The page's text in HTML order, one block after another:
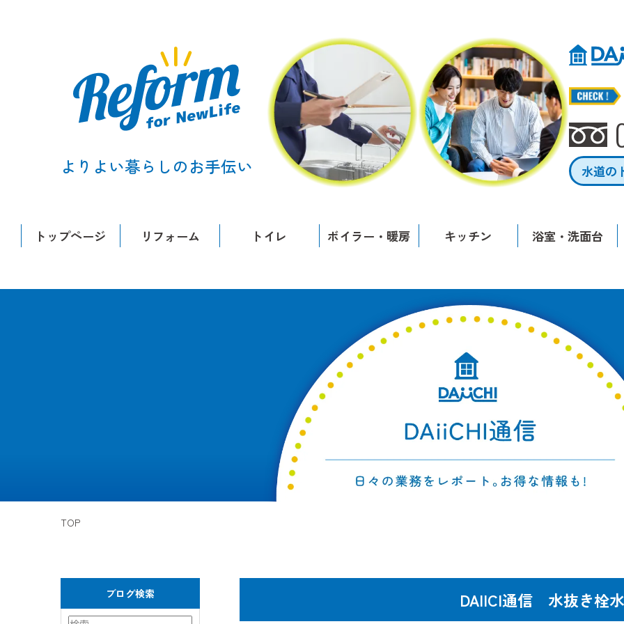
よりよい暮らしのお手伝い 水道の
トップページ リフォーム トイレ ボイラー・暖房 キッチン 浴室・洗面台
TOP
ブログ検索 DAIICI通信 水抜き栓